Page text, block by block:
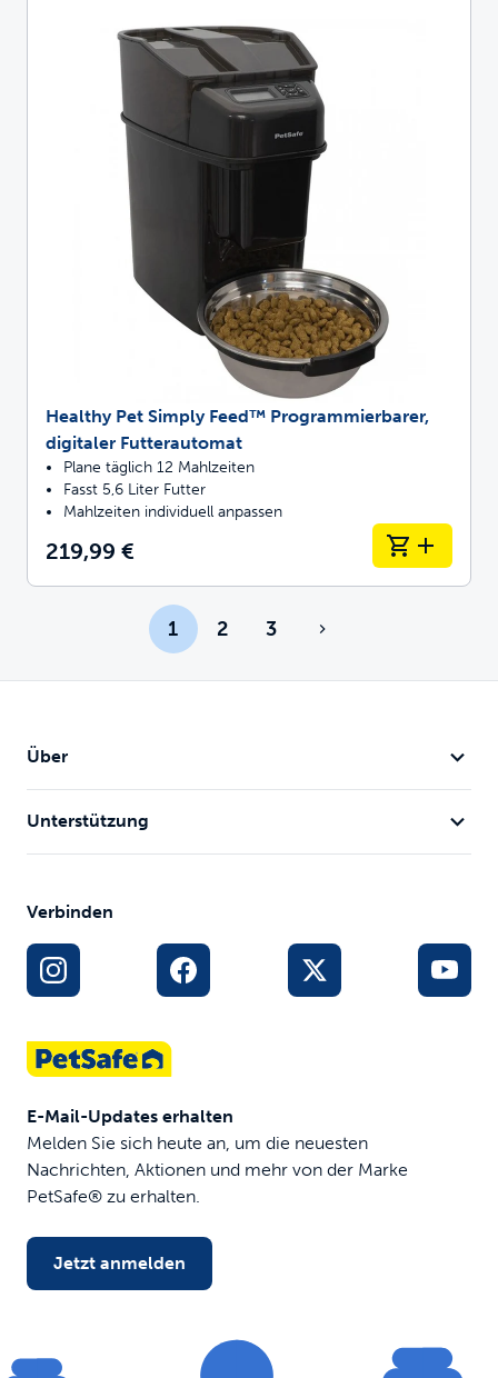
Healthy Pet Simply Feed™ Programmierbarer,
digitaler Futterautomat
Plane täglich 12 Mahlzeiten
Fasst 5,6 Liter Futter
Mahlzeiten individuell anpassen
219,99 €
1 2 3
Über
Unterstützung
Verbinden
E-Mail-Updates erhalten
Melden Sie sich heute an, um die neuesten
Nachrichten, Aktionen und mehr von der Marke
PetSafe® zu erhalten.
Jetzt anmelden